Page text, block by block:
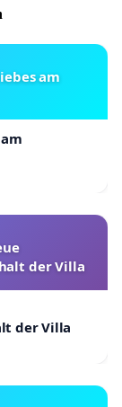
am
der Villa
der Villa